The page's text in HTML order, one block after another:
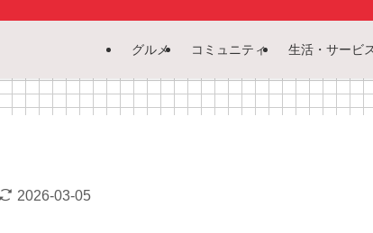
グルメ コミュニティ 生活・サービ
2026-03-05